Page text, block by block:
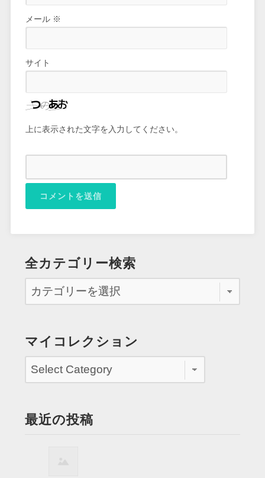
メール ※
サイト
上に表示された文字を入力してください。
全カテゴリー検索
マイコレクション
最近の投稿